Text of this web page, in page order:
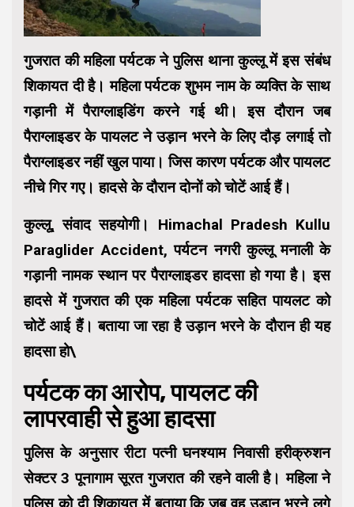
गुजरात की महिला पर्यटक ने पुलिस थाना कुल्लू में इस संबंध
शिकायत दी है। महिला पर्यटक शुभम नाम के व्यक्ति के साथ
गड़ानी में पैराग्लाइडिंग करने गई थी। इस दौरान जब
पैराग्लाइडर के पायलट ने उड़ान भरने के लिए दौड़ लगाई तो
पैराग्लाइडर नहीं खुल पाया। जिस कारण पर्यटक और पायलट
नीचे गिर गए। हादसे के दौरान दोनों को चोटें आई हैं।
कुल्लू, संवाद सहयोगी। Himachal Pradesh Kullu
Paraglider Accident, पर्यटन नगरी कुल्लू मनाली के
गड़ानी नामक स्थान पर पैराग्लाइडर हादसा हो गया है। इस
हादसे में गुजरात की एक महिला पर्यटक सहित पायलट को
चोटें आई हैं। बताया जा रहा है उड़ान भरने के दौरान ही यह
हादसा हो\
पर्यटक का आरोप, पायलट की
लापरवाही से हुआ हादसा
पुलिस के अनुसार रीटा पत्नी घनश्याम निवासी हरीक्रुशन
सेक्टर 3 पूनागाम सूरत गुजरात की रहने वाली है। महिला ने
पुलिस को दी शिकायत में बताया कि जब वह उड़ान भरने लगे